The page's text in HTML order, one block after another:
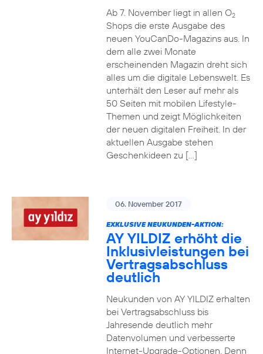
Ab 7. November liegt in allen O2
Shops die erste Ausgabe des
neuen YouCanDo-Magazins aus. In
dem alle zwei Monate
erscheinenden Magazin dreht sich
alles um die digitale Lebenswelt. Es
unterhält den Leser auf mehr als
50 Seiten mit mobilen Lifestyle-
Themen und zeigt Möglichkeiten
der neuen digitalen Freiheit. In der
aktuellen Ausgabe stehen
Geschenkideen zu […]
06. November 2017
EXKLUSIVE NEUKUNDEN-AKTION:
AY YILDIZ erhöht die
Inklusivleistungen bei
Vertragsabschluss
deutlich
Neukunden von AY YILDIZ erhalten
bei Vertragsabschluss bis
Jahresende deutlich mehr
Datenvolumen und verbesserte
Internet-Upgrade-Optionen. Denn